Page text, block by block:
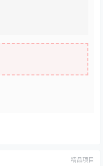
精品项目